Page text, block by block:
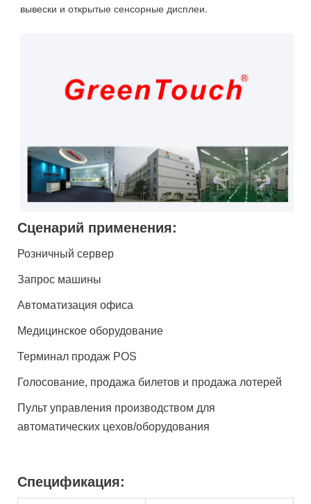
вывески и открытые сенсорные дисплеи.
Сценарий применения:
Розничный сервер
Запрос машины
Автоматизация офиса
Медицинское оборудование
Терминал продаж POS
Голосование, продажа билетов и продажа лотерей
Пульт управления производством для
автоматических цехов/оборудования
Спецификация: